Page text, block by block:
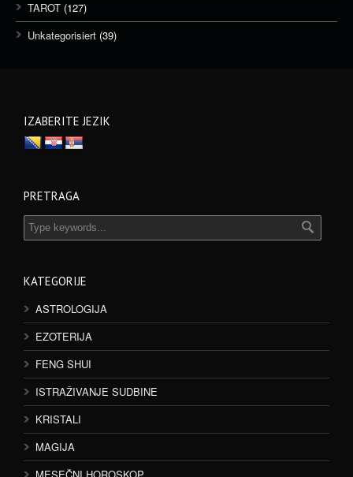
TAROT (127)
Unkategorisiert (39)
IZABERITE JEZIK
PRETRAGA
KATEGORIJE
ASTROLOGIJA
EZOTERIJA
FENG SHUI
ISTRAŽIVANJE SUDBINE
KRISTALI
MAGIJA